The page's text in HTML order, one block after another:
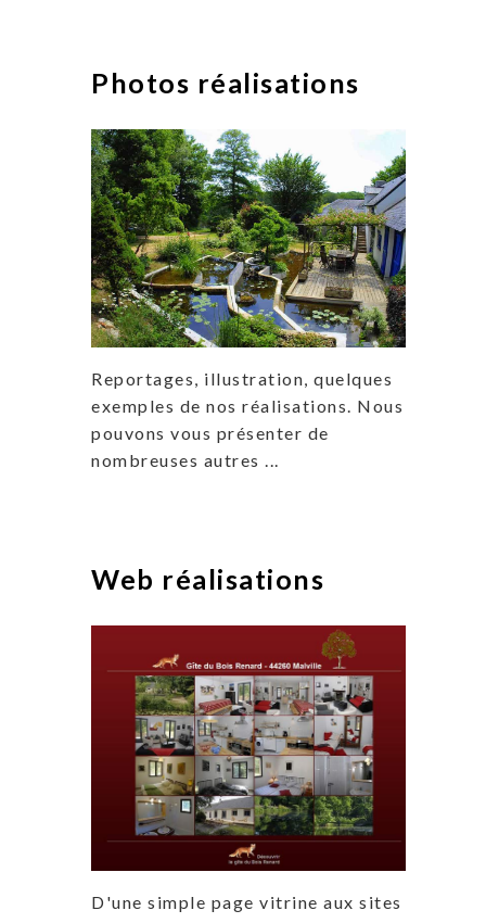
Photos réalisations
Reportages, illustration, quelques
exemples de nos réalisations. Nous
pouvons vous présenter de
nombreuses autres ...
Web réalisations
D'une simple page vitrine aux sites